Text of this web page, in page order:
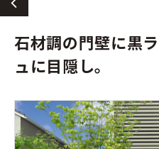
石材調の門壁に黒
ュに目隠し。